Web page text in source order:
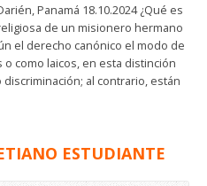
Panamá 18.10.2024 ¿Qué es
de un misionero hermano
el derecho canónico el modo de
como laicos, en esta distinción
al contrario, están
ESTUDIANTE